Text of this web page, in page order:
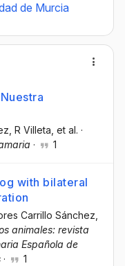
de Murcia
, R Villeta , et al. ·
· 1
with bilateral
Carrillo Sánchez
animales: revista
Española de
· 1